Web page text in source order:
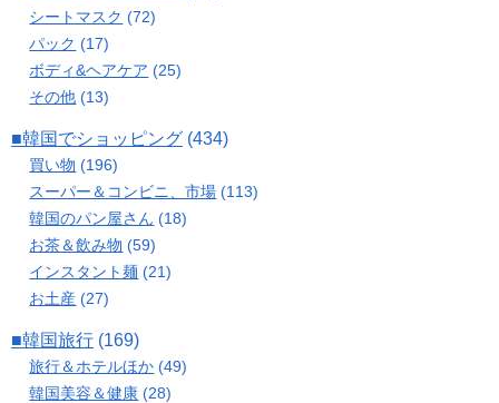
シートマスク (72)
パック (17)
ボディ&ヘアケア (25)
その他 (13)
■韓国でショッピング (434)
買い物 (196)
スーパー＆コンビニ、市場 (113)
韓国のパン屋さん (18)
お茶＆飲み物 (59)
インスタント麺 (21)
お土産 (27)
■韓国旅行 (169)
旅行＆ホテルほか (49)
韓国美容＆健康 (28)